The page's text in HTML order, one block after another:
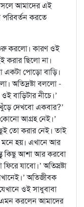
আমাদের এই
করতে
করলো। কারণ ওই
করার ছিলো না।
পোড়ো বাড়ি।
অতিদ্রষ্টা বললো -
বাড়িটার নীচে।’
দেখবো একবার?’
আগ্রহ নেই।’
তো করার নেই। তাই
হয়। এখানে আর
কিছু আশা আর করবো
যাবো।’ অতিস্রষ্টা
অতিজীবক
ওই সাধুবাবা
করলেন আমাদের